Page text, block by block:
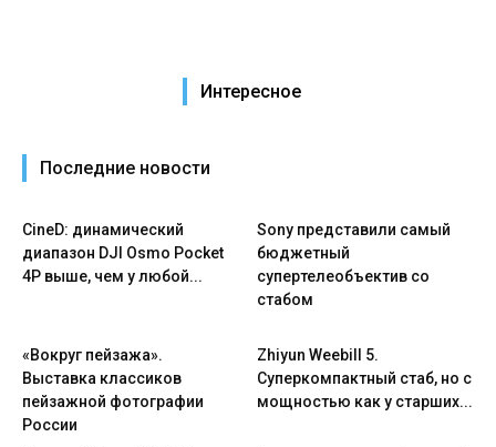
Интересное
Последние новости
CineD: динамический
диапазон DJI Osmo Pocket
4P выше, чем у любой...
Sony представили самый
бюджетный
супертелеобъектив со
стабом
«Вокруг пейзажа».
Выставка классиков
пейзажной фотографии
России
Zhiyun Weebill 5.
Cуперкомпактный стаб, но с
мощностью как у старших...